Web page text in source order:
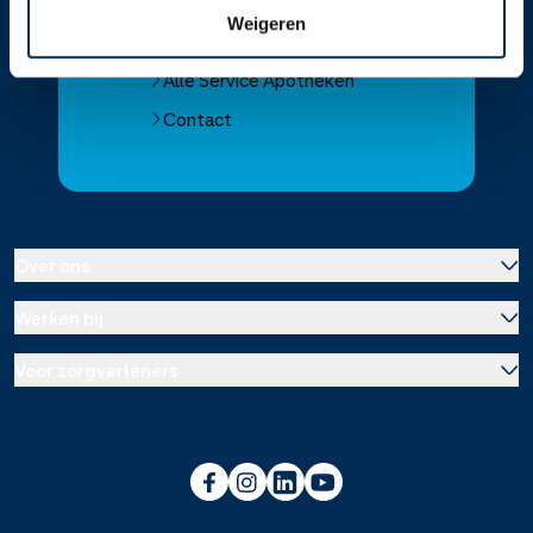
Weigeren
Download de app 📲
Alle Service Apotheken
Contact
Franchise informatie
Voorlichting scholen